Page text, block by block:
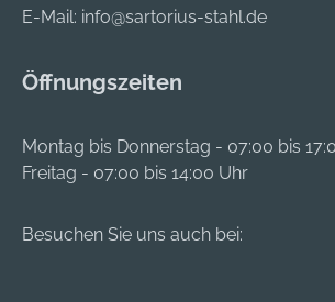
Presse/Eimer: •
Material: Kunststoff
PRODUCTS
Dieselstr.3, 53424
Remagen, DE,
+49264293730,
products.de
E-Mail: info@sartorius-stahl.de
Öffnungszeiten
Montag bis Donnerstag - 07:00 bis
Freitag - 07:00 bis 14:00 Uhr
Besuchen Sie uns auch bei: